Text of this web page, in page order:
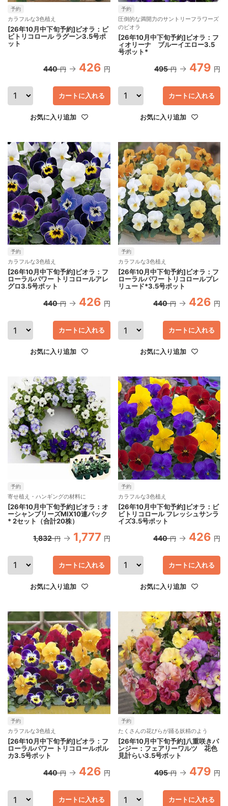
予約
カラフルな3色植え
[26年10月中下旬予約]ビオラ：ビ
ビトリコロール ラグーン3.5号ポ
ット
440 円 426 円
お気に入り追加
カートに入れる
予約
圧倒的な満開力のサントリーフラワーズ
のビオラ
[26年10月中下旬予約]ビオラ：フ
ィオリーナ ブルーイエロー3.5
号ポット*
495 円 479 円
お気に入り追加
カートに入れる
予約
カラフルな3色植え
[26年10月中下旬予約]ビオラ：フ
ローラルパワー トリコロールアレ
グロ3.5号ポット
440 円 426 円
お気に入り追加
カートに入れる
予約
カラフルな3色植え
[26年10月中下旬予約]ビオラ：フ
ローラルパワー トリコロールプレ
リュード*3.5号ポット
440 円 426 円
お気に入り追加
カートに入れる
予約
寄せ植え・ハンギングの材料に
[26年10月中下旬予約]ビオラ：オ
ーシャンブリーズMIX10連パック
* 2セット（合計20株）
1,832 円 1,777 円
お気に入り追加
カートに入れる
予約
カラフルな3色植え
[26年10月中下旬予約]ビオラ：ビ
ビトリコロール フレッシュサンラ
イズ3.5号ポット
440 円 426 円
お気に入り追加
カートに入れる
予約
カラフルな3色植え
[26年10月中下旬予約]ビオラ：フ
ローラルパワー トリコロールポル
カ3.5号ポット
440 円 426 円
カートに入れる
予約
たくさんの花びらが踊る妖精のよう
[26年10月中下旬予約]八重咲きパ
ンジー：フェアリーワルツ 花色
見計らい3.5号ポット
495 円 479 円
カートに入れる